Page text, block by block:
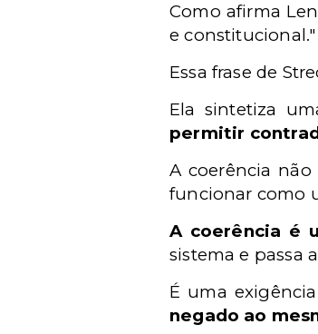
Como afirma
e constitucional."
Essa frase de
Ela sintetiza
permitir
A coerência
funcionar como
A coerência é
sistema e passa
É uma
negado ao